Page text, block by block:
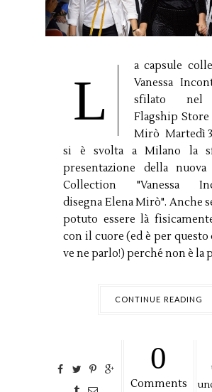
L
a capsule
Vanessa
sfilato nel
Flagship
Mirò Martedì
si è svolta a Milano la
presentazione della nuova
Collection "Vanessa
disegna Elena Mirò". Anche
potuto essere là
con il cuore (ed è per questo
ve ne parlo!) perché non è la
CONTINUE READING
0
Comments